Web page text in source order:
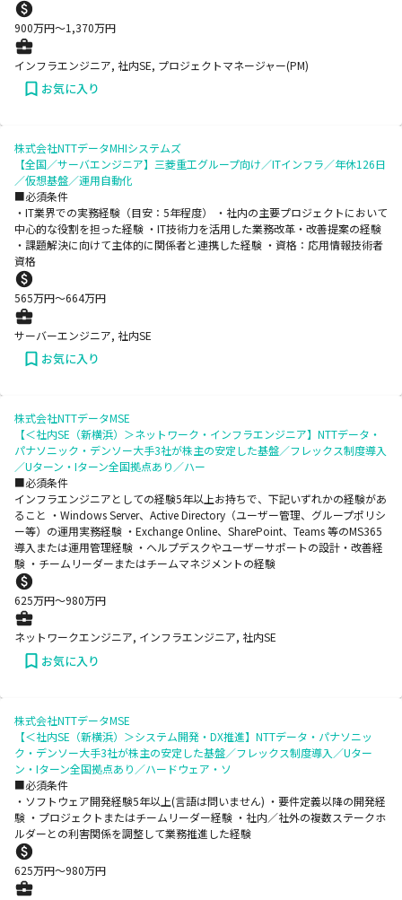
900万円〜1,370万円
インフラエンジニア, 社内SE, プロジェクトマネージャー(PM)
お気に入り
株式会社NTTデータMHIシステムズ
【全国／サーバエンジニア】三菱重工グループ向け／ITインフラ／年休126日
／仮想基盤／運用自動化
■必須条件
・IT業界での実務経験（目安：5年程度） ・社内の主要プロジェクトにおいて
中心的な役割を担った経験 ・IT技術力を活用した業務改革・改善提案の経験
・課題解決に向けて主体的に関係者と連携した経験 ・資格：応用情報技術者
資格
565万円〜664万円
サーバーエンジニア, 社内SE
お気に入り
株式会社NTTデータMSE
【＜社内SE（新横浜）＞ネットワーク・インフラエンジニア】NTTデータ・
パナソニック・デンソー大手3社が株主の安定した基盤／フレックス制度導入
／Uターン・Iターン全国拠点あり／ハー
■必須条件
インフラエンジニアとしての経験5年以上お持ちで、下記いずれかの経験があ
ること ・Windows Server、Active Directory（ユーザー管理、グループポリシ
ー等）の運用実務経験 ・Exchange Online、SharePoint、Teams 等のMS365
導入または運用管理経験 ・ヘルプデスクやユーザーサポートの設計・改善経
験 ・チームリーダーまたはチームマネジメントの経験
625万円〜980万円
ネットワークエンジニア, インフラエンジニア, 社内SE
お気に入り
株式会社NTTデータMSE
【＜社内SE（新横浜）＞システム開発・DX推進】NTTデータ・パナソニッ
ク・デンソー大手3社が株主の安定した基盤／フレックス制度導入／Uター
ン・Iターン全国拠点あり／ハードウェア・ソ
■必須条件
・ソフトウェア開発経験5年以上(言語は問いません) ・要件定義以降の開発経
験 ・プロジェクトまたはチームリーダー経験 ・社内／社外の複数ステークホ
ルダーとの利害関係を調整して業務推進した経験
625万円〜980万円